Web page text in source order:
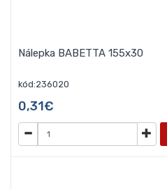
Nálepka BABETTA 155x30
kód:236020
0,31€